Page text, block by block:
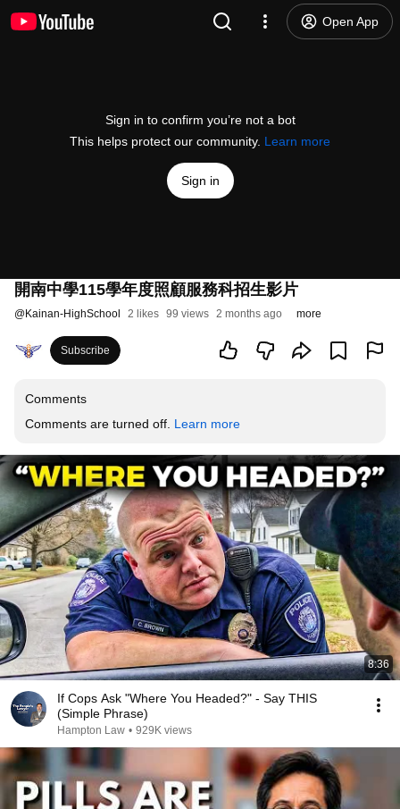
Open App
Sign in to confirm you’re not a bot
This helps protect our community. Learn more
Sign in
開南中學115學年度照顧服務科招生影片
@Kainan-HighSchool 2 likes 99 views 2 months ago more
Subscribe
Comments
Comments are turned off. Learn more
8:36
If Cops Ask "Where You Headed?" - Say THIS
(Simple Phrase)
Hampton Law • 929K views